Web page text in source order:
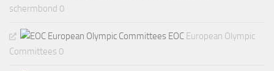
schermbond 0
EOC European Olympic
Committees 0